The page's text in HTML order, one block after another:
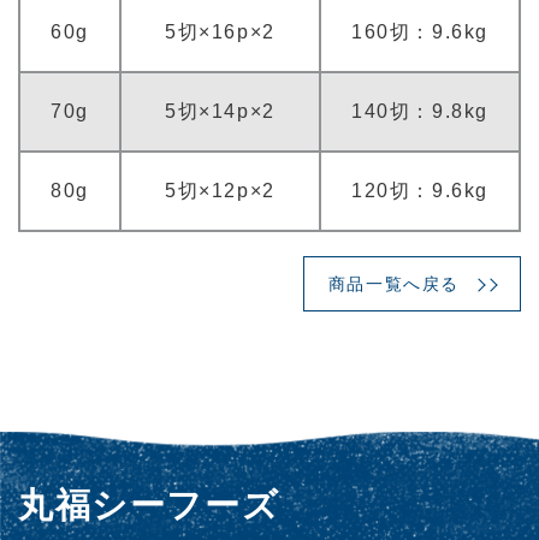
60g 5切×16p×2 160切：9.6kg
70g 5切×14p×2 140切：9.8kg
80g 5切×12p×2 120切：9.6kg
商品一覧へ戻る
丸福シーフーズ